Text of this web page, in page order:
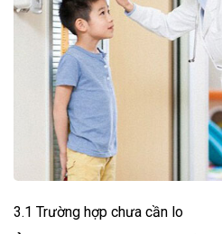
3.1 Trường hợp chưa cần lo